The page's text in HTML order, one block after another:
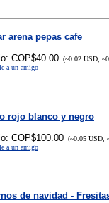
arena pepas cafe
COP$40.00 (~0.02 USD,
a un amigo
rojo blanco y negro
COP$100.00 (~0.05 USD,
a un amigo
de navidad -